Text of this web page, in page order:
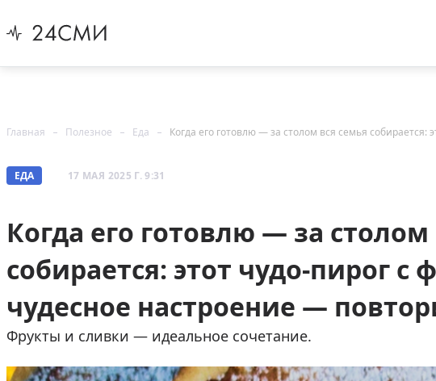
Главная Полезное Еда
ЕДА 17 МАЯ 2025 Г. 9:31
Когда его готовлю — за столом
собирается: этот чудо-пирог с
чудесное настроение —
Фрукты и сливки — идеальное сочетание.